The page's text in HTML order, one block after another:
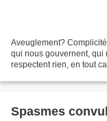
Aveuglement?
qui nous gouvernent, qui
respectent rien, en tout
Spasmes